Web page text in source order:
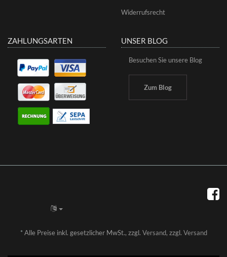
Widerrufsrecht
ZAHLUNGSARTEN UNSER BLOG
Besuchen Sie unsere Blog
Zum Blog
*Alle Preise inkl. gesetzlicher MwSt., zzgl. Versand, zzgl. Versand